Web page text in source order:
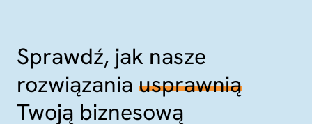
Sprawdź, jak nasze
rozwiązania usprawnią
Twoją biznesową